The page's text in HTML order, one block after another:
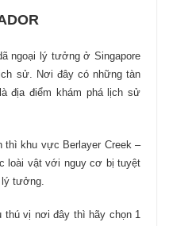
ngoại lý tưởng ở Singapore
sử. Nơi đây có những tàn
địa điểm khám phá lịch sử
thì khu vực Berlayer Creek –
loài vật với nguy cơ bị tuyệt
tưởng.
thú vị nơi đây thì hãy chọn 1